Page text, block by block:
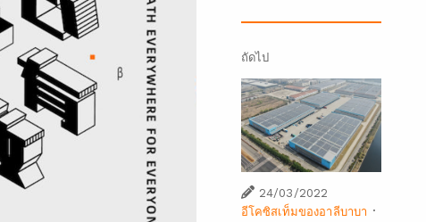
ถัดไป
24/03/2022
อีโคซิสเท็มของอาลีบาบา ·